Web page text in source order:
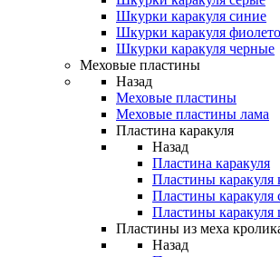
Шкурки каракуля синие
Шкурки каракуля
Шкурки каракуля черные
Меховые пластины
Назад
Меховые пластины
Меховые пластины лама
Пластина каракуля
Назад
Пластина каракуля
Пластины каракуля
Пластины каракуля
Пластины каракуля
Пластины из меха
Назад